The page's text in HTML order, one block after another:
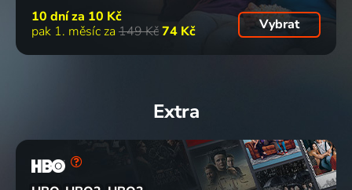
10 dní za 10 Kč
pak 1. měsíc za 149 Kč74 Kč Vybrat
Extra